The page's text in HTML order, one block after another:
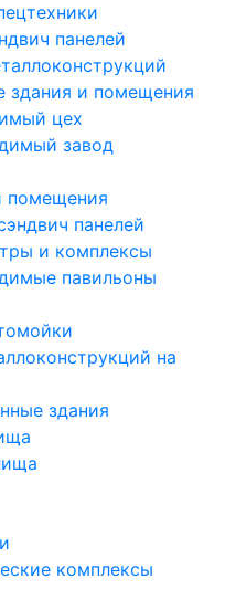
панелей
здания и помещения
цех
завод
помещения
панелей
и комплексы
павильоны
на
здания
комплексы